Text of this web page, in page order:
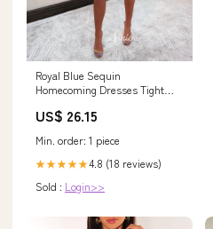
Royal Blue Sequin
Homecoming Dresses Tight
Viniodress
US$ 26.15
Min. order: 1 piece
★★★★★4.8 (18 reviews)
Sold : Login>>